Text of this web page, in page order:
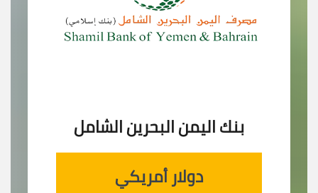
بنك اليمن البحرين الشامل
دولار أمريكي